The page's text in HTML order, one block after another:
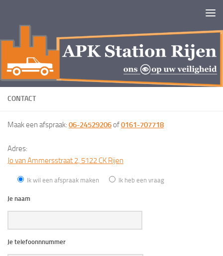
CONTACT
Maak een afspraak: 06-24529206of0161-707718
Adres:
Jo van Ammersstraat 2, 5122 CK Rijen
Ik wil een afspraak maken Ik heb een vraag
Je naam
Je telefoonnnummer